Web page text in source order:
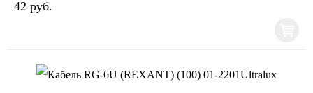
42 руб.